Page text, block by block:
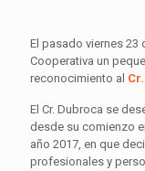
El pasado viernes 23
Cooperativa un
reconocimiento al
El Cr. Dubroca se
desde su comienzo
año 2017, en que
profesionales y